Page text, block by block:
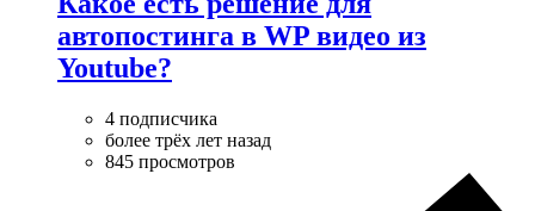
автопостинга в WP видео из
Youtube?
4 подписчика
более трёх лет назад
845 просмотров